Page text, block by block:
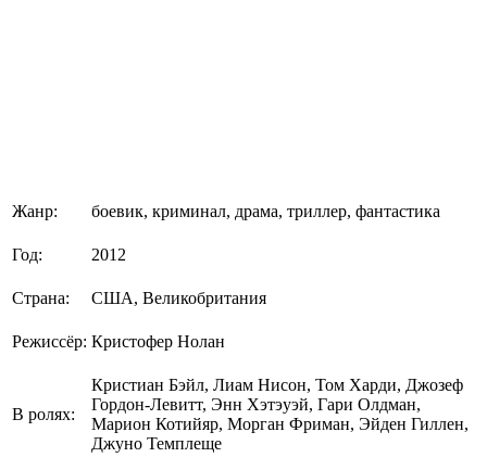
Жанр: боевик, криминал, драма, триллер, фантастика
Год: 2012
Страна: США, Великобритания
Режиссёр: Кристофер Нолан
В ролях:
Кристиан Бэйл, Лиам Нисон, Том Харди, Джозеф
Гордон-Левитт, Энн Хэтэуэй, Гари Олдман,
Марион Котийяр, Морган Фриман, Эйден Гиллен,
Джуно Темплеще